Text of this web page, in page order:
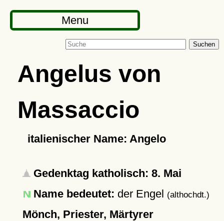
Menu
Suchen
Angelus von
Massaccio
italienischer Name: Angelo
Gedenktag katholisch: 8. Mai
Name bedeutet: der Engel (althochdt.)
Mönch, Priester, Märtyrer